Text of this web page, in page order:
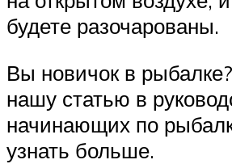
будете разочарованы.
Вы новичок в
нашу статью в
начинающих по
узнать больше.